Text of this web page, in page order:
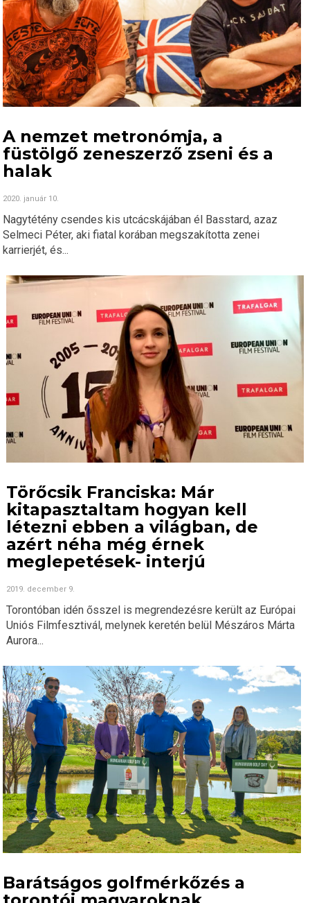
A nemzet metronómja, a
füstölgő zeneszerző zseni és a
halak
2020. január 10.
Nagytétény csendes kis utcácskájában él Basstard, azaz
Selmeci Péter, aki fiatal korában megszakította zenei
karrierjét, és...
Törőcsik Franciska: Már
kitapasztaltam hogyan kell
létezni ebben a világban, de
azért néha még érnek
meglepetések- interjú
2019. december 9.
Torontóban idén ősszel is megrendezésre került az Európai
Uniós Filmfesztivál, melynek keretén belül Mészáros Márta
Aurora...
Barátságos golfmérkőzés a